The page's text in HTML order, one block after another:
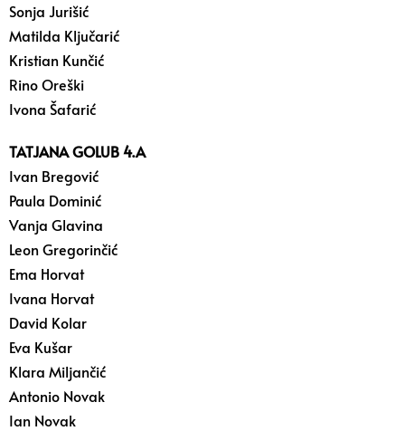
Sonja Jurišić
Matilda Ključarić
Kristian Kunčić
Rino Oreški
Ivona Šafarić
TATJANA GOLUB 4.A
Ivan Bregović
Paula Dominić
Vanja Glavina
Leon Gregorinčić
Ema Horvat
Ivana Horvat
David Kolar
Eva Kušar
Klara Miljančić
Antonio Novak
Ian Novak